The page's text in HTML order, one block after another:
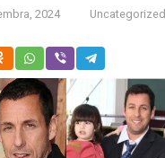
2024 Uncategorized